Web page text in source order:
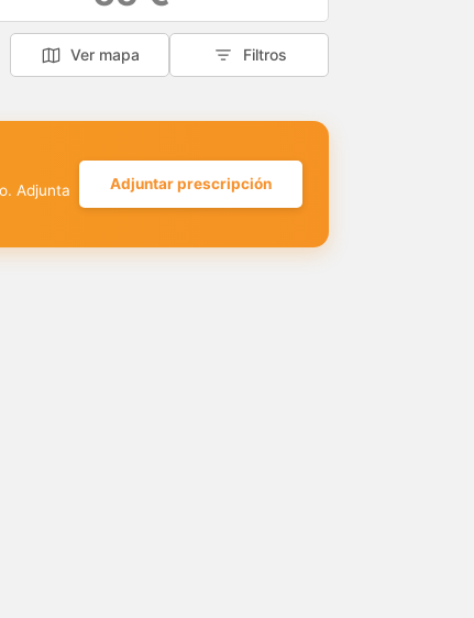
Ver mapa Filtros
Adjunta
Adjuntar prescripción